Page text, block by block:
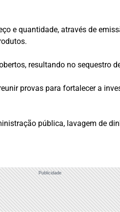
e quantidade, através de
resultando no sequestro
provas para fortalecer a
pública, lavagem de
Publicidade